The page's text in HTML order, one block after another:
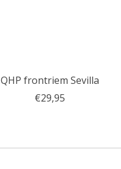
QHP frontriem Sevilla
€29,95